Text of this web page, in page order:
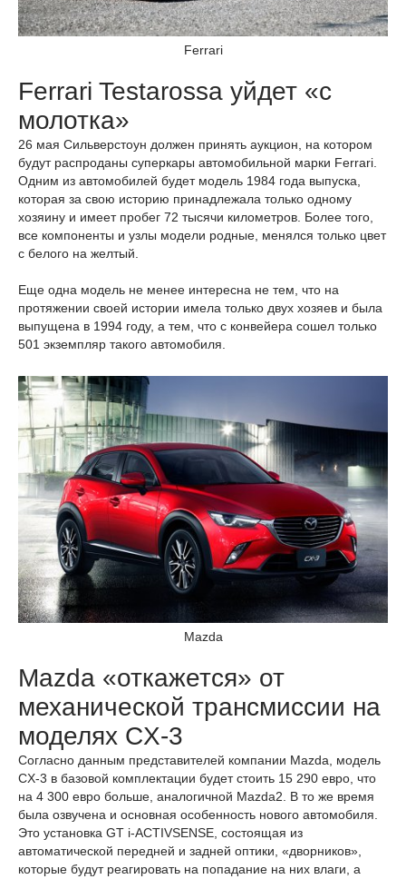
Ferrari
Ferrari Testarossa уйдет «с
молотка»
26 мая Сильверстоун должен принять аукцион, на котором
будут распроданы суперкары автомобильной марки Ferrari.
Одним из автомобилей будет модель 1984 года выпуска,
которая за свою историю принадлежала только одному
хозяину и имеет пробег 72 тысячи километров. Более того,
все компоненты и узлы модели родные, менялся только цвет
с белого на желтый.
Еще одна модель не менее интересна не тем, что на
протяжении своей истории имела только двух хозяев и была
выпущена в 1994 году, а тем, что с конвейера сошел только
501 экземпляр такого автомобиля.
Mazda
Mazda «откажется» от
механической трансмиссии на
моделях CX-3
Согласно данным представителей компании Mazda, модель
CX-3 в базовой комплектации будет стоить 15 290 евро, что
на 4 300 евро больше, аналогичной Mazda2. В то же время
была озвучена и основная особенность нового автомобиля.
Это установка GT i-ACTIVSENSE, состоящая из
автоматической передней и задней оптики, «дворников»,
которые будут реагировать на попадание на них влаги, а